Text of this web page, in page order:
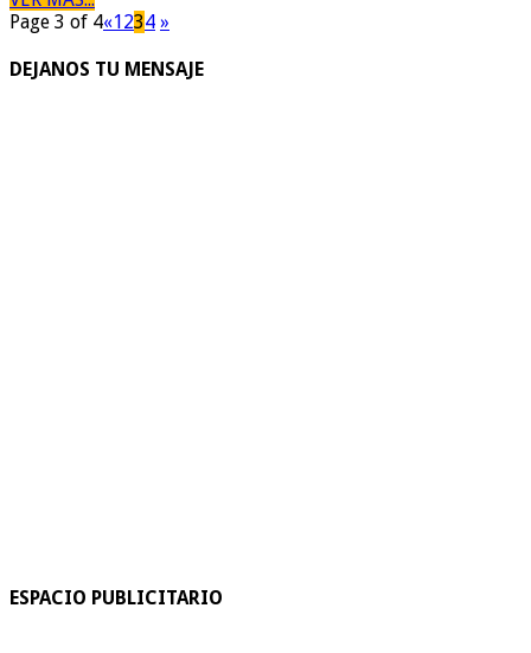
Page 3 of 4«1234 »
DEJANOS TU MENSAJE
ESPACIO PUBLICITARIO